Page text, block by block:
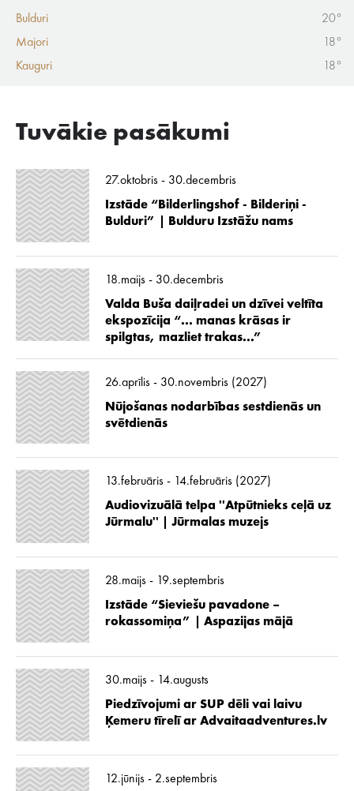
Bulduri
20°
Majori
18°
Kauguri
18°
Tuvākie pasākumi
27.oktobris - 30.decembris
Izstāde “Bilderlingshof - Bilderiņi -
Bulduri” | Bulduru Izstāžu nams
18.maijs - 30.decembris
Valda Buša daiļradei un dzīvei veltīta
ekspozīcija “... manas krāsas ir
spilgtas, mazliet trakas...”
26.aprīlis - 30.novembris (2027)
Nūjošanas nodarbības sestdienās un
svētdienās
13.februāris - 14.februāris (2027)
Audiovizuālā telpa ''Atpūtnieks ceļā uz
Jūrmalu'' | Jūrmalas muzejs
28.maijs - 19.septembris
Izstāde “Sieviešu pavadone –
rokassomiņa” | Aspazijas mājā
30.maijs - 14.augusts
Piedzīvojumi ar SUP dēli vai laivu
Ķemeru tīrelī ar Advaitaadventures.lv
12.jūnijs - 2.septembris